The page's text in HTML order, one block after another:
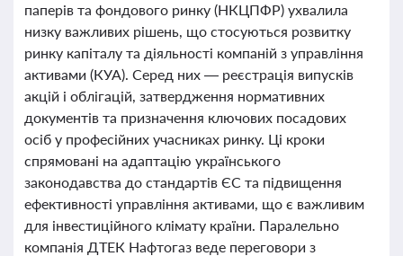
паперів та фондового ринку (НКЦПФР) ухвалила
низку важливих рішень, що стосуються розвитку
ринку капіталу та діяльності компаній з управління
активами (КУА). Серед них — реєстрація випусків
акцій і облігацій, затвердження нормативних
документів та призначення ключових посадових
осіб у професійних учасниках ринку. Ці кроки
спрямовані на адаптацію українського
законодавства до стандартів ЄС та підвищення
ефективності управління активами, що є важливим
для інвестиційного клімату країни. Паралельно
компанія ДТЕК Нафтогаз веде переговори з